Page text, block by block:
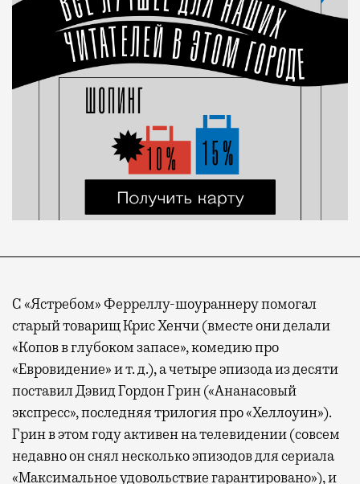
С «Ястребом» Ферреллу-шоураннеру помогал
старый товарищ Крис Хенчи (вместе они делали
«Копов в глубоком запасе», комедию про
«Евровидение» и т. д.), а четыре эпизода из десяти
поставил Дэвид Гордон Грин («Ананасовый
экспресс», последняя трилогия про «Хеллоуин»).
Грин в этом году активен на телевидении (совсем
недавно он снял несколько эпизодов для сериала
«Максимальное удовольствие гарантировано»), и